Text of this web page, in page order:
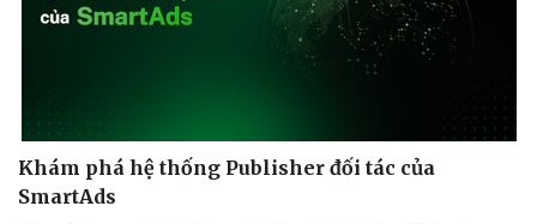
Khám phá hệ thống Publisher đối tác của
SmartAds